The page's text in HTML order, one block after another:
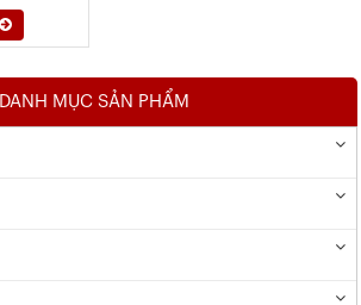
DANH MỤC SẢN PHẨM